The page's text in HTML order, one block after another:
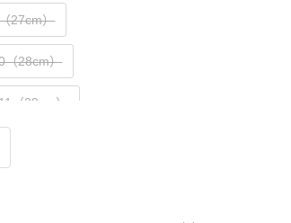
27cm）
（28cm）
（29cm）
31cm）